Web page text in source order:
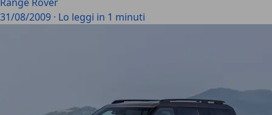
31/08/2009 · Lo leggi in 1 minuti